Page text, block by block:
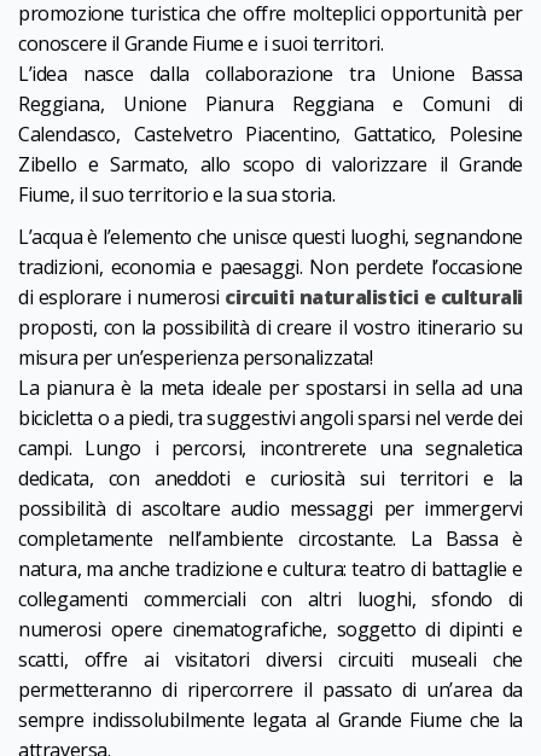
promozione turistica che offre molteplici opportunità per
conoscere il Grande Fiume e i suoi territori.
L’idea nasce dalla collaborazione tra Unione Bassa
Reggiana, Unione Pianura Reggiana e Comuni di
Calendasco, Castelvetro Piacentino, Gattatico, Polesine
Zibello e Sarmato, allo scopo di valorizzare il Grande
Fiume, il suo territorio e la sua storia.
L’acqua è l’elemento che unisce questi luoghi, segnandone
tradizioni, economia e paesaggi. Non perdete l’occasione
di esplorare i numerosi circuiti naturalistici e culturali
proposti, con la possibilità di creare il vostro itinerario su
misura per un’esperienza personalizzata!
La pianura è la meta ideale per spostarsi in sella ad una
bicicletta o a piedi, tra suggestivi angoli sparsi nel verde dei
campi. Lungo i percorsi, incontrerete una segnaletica
dedicata, con aneddoti e curiosità sui territori e la
possibilità di ascoltare audio messaggi per immergervi
completamente nell’ambiente circostante. La Bassa è
natura, ma anche tradizione e cultura: teatro di battaglie e
collegamenti commerciali con altri luoghi, sfondo di
numerosi opere cinematografiche, soggetto di dipinti e
scatti, offre ai visitatori diversi circuiti museali che
permetteranno di ripercorrere il passato di un’area da
sempre indissolubilmente legata al Grande Fiume che la
attraversa.